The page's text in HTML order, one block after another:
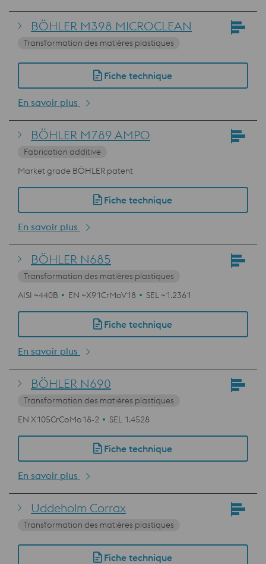
BÖHLER M398 MICROCLEAN
Transformation des matières plastiques
Fiche technique
En savoir plus
BÖHLER M789 AMPO
Fabrication additive
Market grade BÖHLER patent
Fiche technique
En savoir plus
BÖHLER N685
Transformation des matières plastiques
AISI ~440B
EN ~X91CrMoV18 SEL ~1.2361
Fiche technique
En savoir plus
BÖHLER N690
Transformation des matières plastiques
EN X105CrCoMo18-2
SEL 1.4528
Fiche technique
En savoir plus
Uddeholm Corrax
Transformation des matières plastiques
Fiche technique